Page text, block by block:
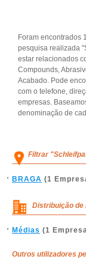
Foram encontrados
pesquisa realizada
estar relacionados
Compounds,
Acabado. Pode
com o telefone,
empresas.
denominação de
Filtrar
BRAGA (1
Distribuição de
Médias (1
Outros utilizadores